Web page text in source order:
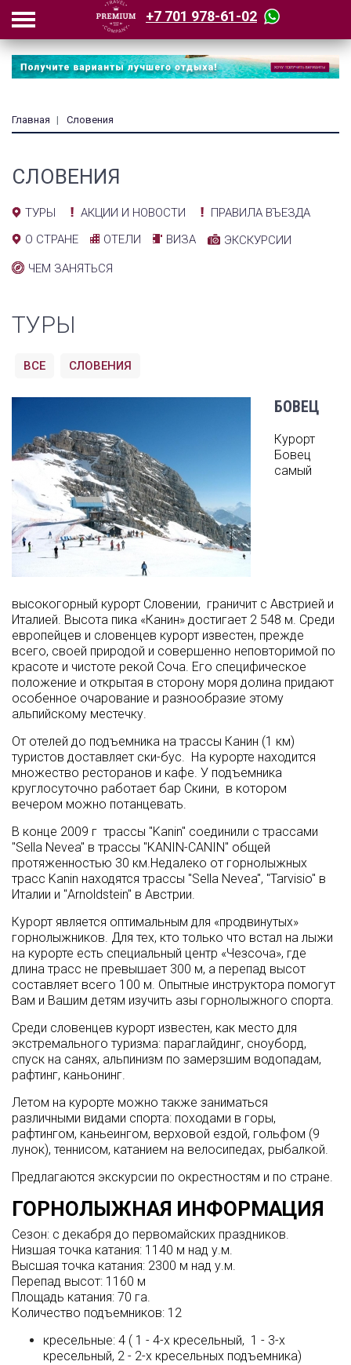
+7 701 978-61-02
Главная Словения
СЛОВЕНИЯ
ТУРЫ АКЦИИ И НОВОСТИ
ПРАВИЛА ВЪЕЗДА
О СТРАНЕ
ОТЕЛИ ВИЗА
ЭКСКУРСИИ
ЧЕМ ЗАНЯТЬСЯ
ТУРЫ
ВСЕ СЛОВЕНИЯ
БОВЕЦ
Курорт
Бовец
самый
высокогорный курорт Словении, граничит с Австрией и
Италией. Высота пика «Канин» достигает 2 548 м. Среди
европейцев и словенцев курорт известен, прежде
всего, своей природой и совершенно неповторимой по
красоте и чистоте рекой Соча. Его специфическое
положение и открытая в сторону моря долина придают
особенное очарование и разнообразие этому
альпийскому местечку.
От отелей до подъемника на трассы Канин (1 км)
туристов доставляет ски-бус. На курорте находится
множество ресторанов и кафе. У подъемника
круглосуточно работает бар Скини, в котором
вечером можно потанцевать.
В конце 2009 г трассы "Kanin" соединили с трассами
"Sella Nevea" в трассы "KANIN-CANIN" общей
протяженностью 30 км.Недалеко от горнолыжных
трасс Kanin находятся трассы "Sella Nevea", "Tarvisio" в
Италии и "Arnoldstein" в Австрии.
Курорт является оптимальным для «продвинутых»
горнолыжников. Для тех, кто только что встал на лыжи
на курорте есть специальный центр «Чезcоча», где
длина трасс не превышает 300 м, а перепад высот
составляет всего 100 м. Опытные инструктора помогут
Вам и Вашим детям изучить азы горнолыжного спорта.
Среди словенцев курорт известен, как место для
экстремального туризма: параглайдинг, сноуборд,
спуск на санях, альпинизм по замерзшим водопадам,
рафтинг, каньонинг.
Летом на курорте можно также заниматься
различными видами спорта: походами в горы,
рафтингом, каньеингом, верховой ездой, гольфом (9
лунок), теннисом, катанием на велосипедах, рыбалкой.
Предлагаются экскурсии по окрестностям и по стране.
ГОРНОЛЫЖНАЯ ИНФОРМАЦИЯ
Сезон: с декабря до первомайских праздников.
Низшая точка катания: 1140 м над у.м.
Высшая точка катания: 2300 м над у.м.
Перепад высот: 1160 м
Площадь катания: 70 га.
Количество подъемников: 12
кресельные: 4 ( 1 - 4-х кресельный, 1 - 3-х
кресельный, 2 - 2-х кресельных подъемника)